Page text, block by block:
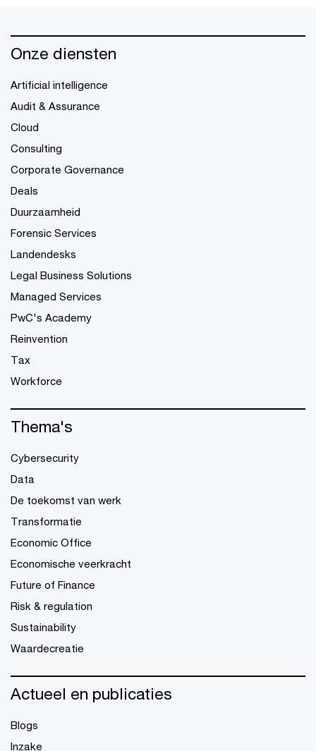
Onze diensten
Artificial intelligence
Audit & Assurance
Cloud
Consulting
Corporate Governance
Deals
Duurzaamheid
Forensic Services
Landendesks
Legal Business Solutions
Managed Services
PwC's Academy
Reinvention
Tax
Workforce
Thema's
Cybersecurity
Data
De toekomst van werk
Transformatie
Economic Office
Economische veerkracht
Future of Finance
Risk & regulation
Sustainability
Waardecreatie
Actueel en publicaties
Blogs
Inzake